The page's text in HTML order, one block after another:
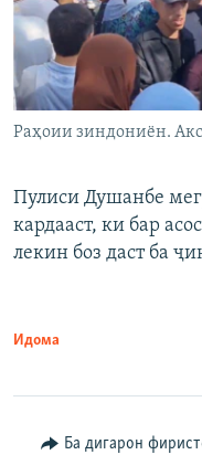
Раҳоии зиндониён.
Пулиси Душанбе
кардааст, ки бар
лекин боз даст ба
Идома
Ба дигарон